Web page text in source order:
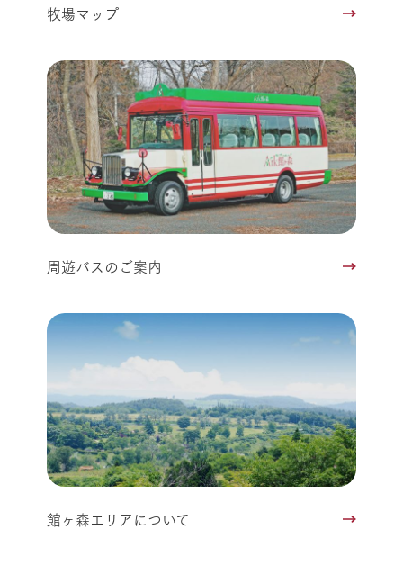
牧場マップ
周遊バスのご案内
館ヶ森エリアについて